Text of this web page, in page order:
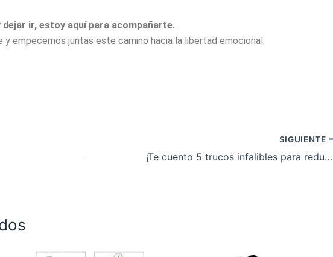
ir, estoy aquí para acompañarte.
y empecemos juntas este camino hacia la libertad emocional.
SIGUIENTE
¡Te cuento 5 trucos infalibles para reducir el estrés y la ansiedad!